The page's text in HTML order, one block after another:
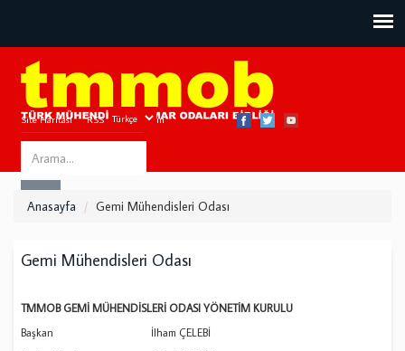
Site Haritası RSS Bize Ulaşın
Search
this
Anasayfa Gemi Mühendisleri Odası
Gemi Mühendisleri Odası
TMMOB GEMİ MÜHENDİSLERİ ODASI YÖNETİM KURULU
Başkan İlham ÇELEBİ